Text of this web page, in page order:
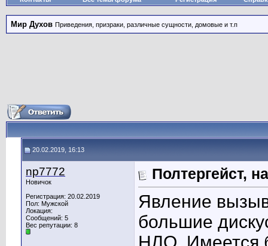
Мир Духов Приведения, призраки, различные сущности, домовые и т.п
20.02.2019, 16:13
np7772
Новичок
Регистрация: 20.02.2019
Пол: Мужской
Локация:
Сообщений: 5
Вес репутации: 8
Полтергейст,
Явление
большие
НЛО. Имеется